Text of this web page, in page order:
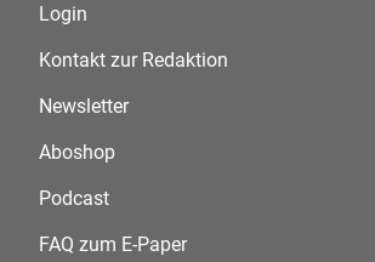
Login
Kontakt zur Redaktion
Newsletter
Aboshop
Podcast
FAQ zum E-Paper